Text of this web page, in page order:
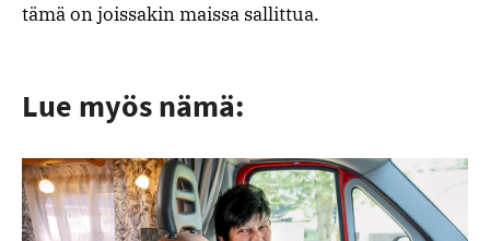
tämä on joissakin maissa sallittua.
Lue myös nämä: